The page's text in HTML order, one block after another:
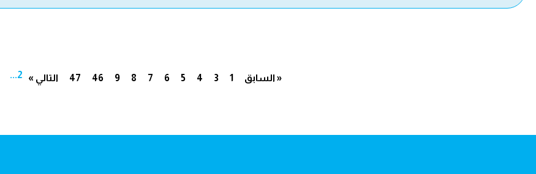
« السابق 1
2 3
4
5
6
7
8
9
... 46
47 التالي »